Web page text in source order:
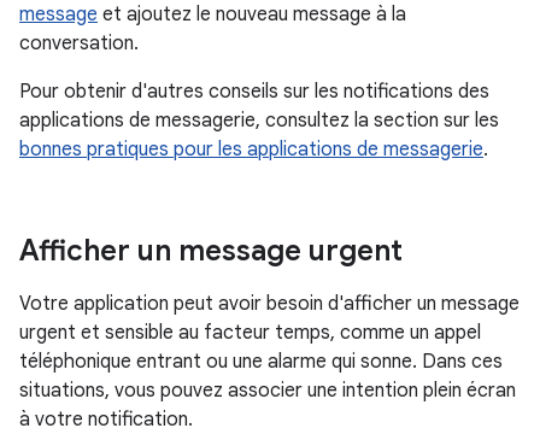
message et ajoutez le nouveau message à la
conversation.
Pour obtenir d'autres conseils sur les notifications des
applications de messagerie, consultez la section sur les
bonnes pratiques pour les applications de messagerie.
Afficher un message urgent
Votre application peut avoir besoin d'afficher un message
urgent et sensible au facteur temps, comme un appel
téléphonique entrant ou une alarme qui sonne. Dans ces
situations, vous pouvez associer une intention plein écran
à votre notification.